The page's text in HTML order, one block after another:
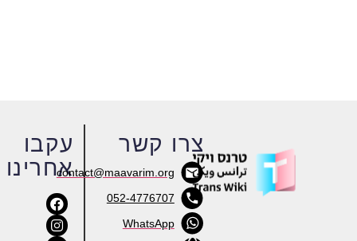
עקבו
אחרינו
צרו קשר
contact@maavarim.org
052-4776707
WhatsApp